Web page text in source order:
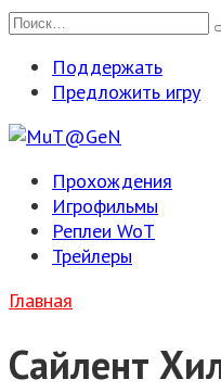
Перейти
содержанию
Search
Поддержать
Предложить игру
Прохождения
Игрофильмы
Реплеи WoT
Трейлеры
Главная
Сайлент